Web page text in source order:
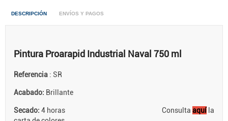
DESCRIPCIÓN ENVÍOS Y PAGOS
Pintura Proarapid Industrial Naval 750 ml
Referencia : SR
Acabado: Brillante
Secado:4 horas Consulta aquí la